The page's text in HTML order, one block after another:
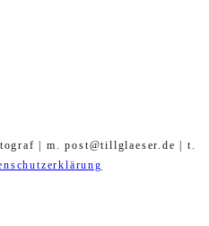
| m. post@tillglaeser.de | t.